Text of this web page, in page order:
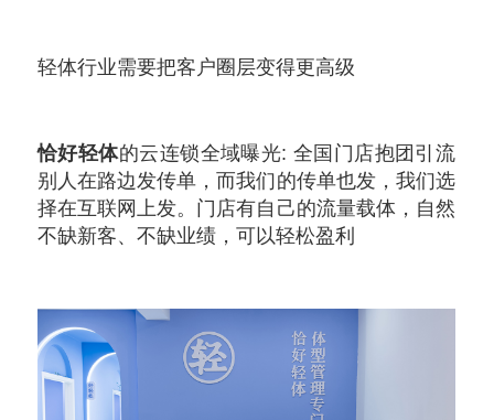
轻体行业需要把客户圈层变得更高级
恰好轻体的云连锁全域曝光: 全国门店抱团引流
别人在路边发传单，而我们的传单也发，我们选
择在互联网上发。门店有自己的流量载体，自然
不缺新客、不缺业绩，可以轻松盈利